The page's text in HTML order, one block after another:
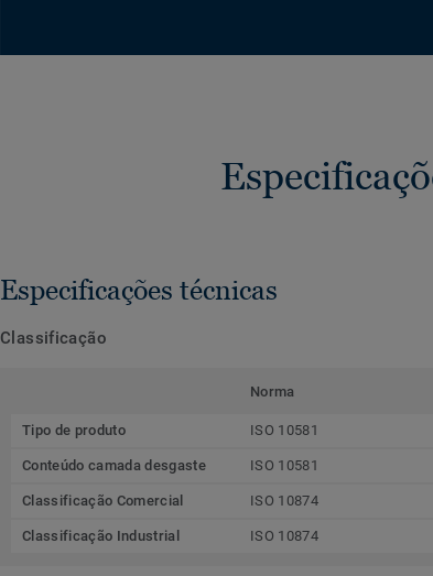
Especificações técnicas
Classificação
Norma
Tipo de produto ISO 10581
Conteúdo camada desgaste ISO 10581
Classificação Comercial ISO 10874
Classificação Industrial ISO 10874